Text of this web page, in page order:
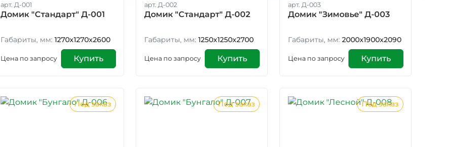
арт. Д-001
Домик "Стандарт" Д-001
Габариты, мм: 1270x1270x2600
Цена по запросу Купить
арт. Д-002
Домик "Стандарт" Д-002
Габариты, мм: 1250x1250x2700
Цена по запросу Купить
арт. Д-003
Домик "Зимовье" Д-003
Габариты, мм: 2000x1900x2090
Цена по запросу Купить
Под заказ Под заказ Под заказ